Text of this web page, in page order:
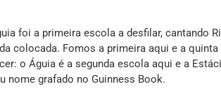
foi a primeira escola a desfilar, cantando
colocada. Fomos a primeira aqui e a quinta
o Águia é a segunda escola aqui e a
nome grafado no Guinness Book.